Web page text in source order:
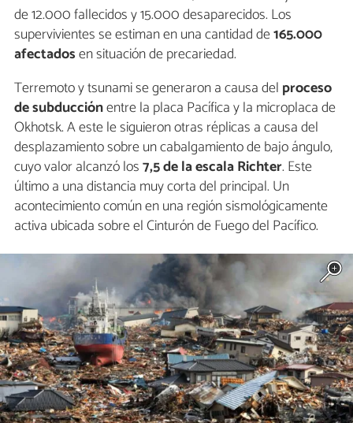
de 12.000 fallecidos y 15.000 desaparecidos. Los
supervivientes se estiman en una cantidad de165.000
afectadosen situación de precariedad.
Terremoto y tsunami se generaron a causa del proceso
de subducciónentre la placa Pacífica y la microplaca de
Okhotsk. A este le siguieron otras réplicas a causa del
desplazamiento sobre un cabalgamiento de bajo ángulo,
cuyo valor alcanzó los7,5 de la escala Richter. Este
último a una distancia muy corta del principal. Un
acontecimiento común en una región sismológicamente
activa ubicada sobre el Cinturón de Fuego del Pacífico.